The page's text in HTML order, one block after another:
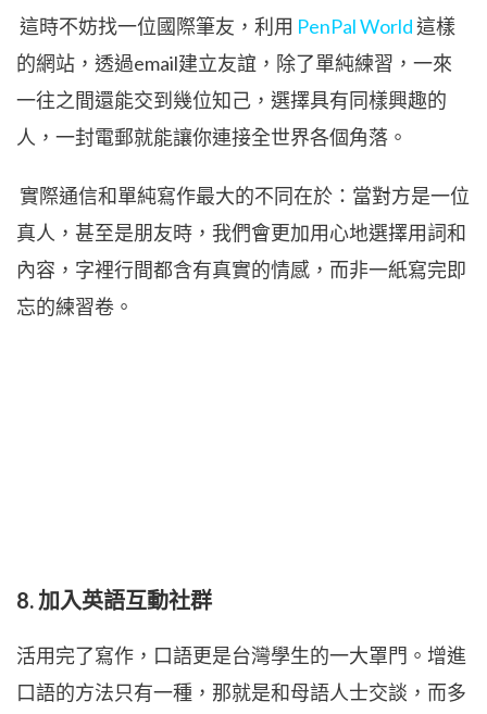
這時不妨找一位國際筆友，利用 PenPal World這樣
的網站，透過email建立友誼，除了單純練習，一來
一往之間還能交到幾位知己，選擇具有同樣興趣的
人，一封電郵就能讓你連接全世界各個角落。
實際通信和單純寫作最大的不同在於：當對方是一位
真人，甚至是朋友時，我們會更加用心地選擇用詞和
內容，字裡行間都含有真實的情感，而非一紙寫完即
忘的練習卷。
8. 加入英語互動社群
活用完了寫作，口語更是台灣學生的一大罩門。增進
口語的方法只有一種，那就是和母語人士交談，而多